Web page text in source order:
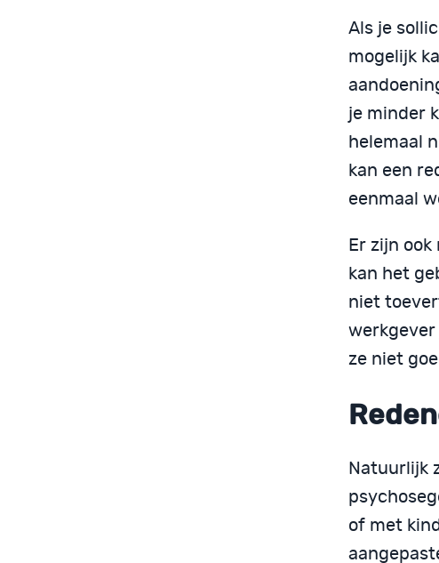
Als je
mogelijk
je minder
helemaal
kan een
eenmaal
Er zijn
kan het
niet
werkgever
ze niet
Natuurlijk
of met